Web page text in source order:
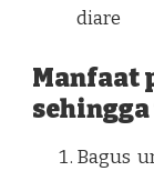
diare
Manfaat
Bagus